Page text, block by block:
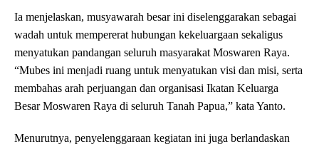
Ia menjelaskan, musyawarah besar ini diselenggarakan sebagai
wadah untuk mempererat hubungan kekeluargaan sekaligus
menyatukan pandangan seluruh masyarakat Moswaren Raya.
“Mubes ini menjadi ruang untuk menyatukan visi dan misi, serta
membahas arah perjuangan dan organisasi Ikatan Keluarga
Besar Moswaren Raya di seluruh Tanah Papua,” kata Yanto.
Menurutnya, penyelenggaraan kegiatan ini juga berlandaskan